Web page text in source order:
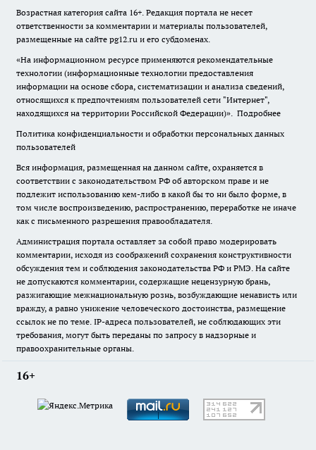
Возрастная категория сайта 16+. Редакция портала не несет
ответственности за комментарии и материалы пользователей,
размещенные на сайте pg12.ru и его субдоменах.
«На информационном ресурсе применяются рекомендательные
технологии (информационные технологии предоставления
информации на основе сбора, систематизации и анализа сведений,
относящихся к предпочтениям пользователей сети "Интернет",
находящихся на территории Российской Федерации)». Подробнее
Политика конфиденциальности и обработки персональных данных
пользователей
Вся информация, размещенная на данном сайте, охраняется в
соответствии с законодательством РФ об авторском праве и не
подлежит использованию кем-либо в какой бы то ни было форме, в
том числе воспроизведению, распространению, переработке не иначе
как с письменного разрешения правообладателя.
Администрация портала оставляет за собой право модерировать
комментарии, исходя из соображений сохранения конструктивности
обсуждения тем и соблюдения законодательства РФ и РМЭ. На сайте
не допускаются комментарии, содержащие нецензурную брань,
разжигающие межнациональную рознь, возбуждающие ненависть или
вражду, а равно унижение человеческого достоинства, размещение
ссылок не по теме. IP-адреса пользователей, не соблюдающих эти
требования, могут быть переданы по запросу в надзорные и
правоохранительные органы.
16+